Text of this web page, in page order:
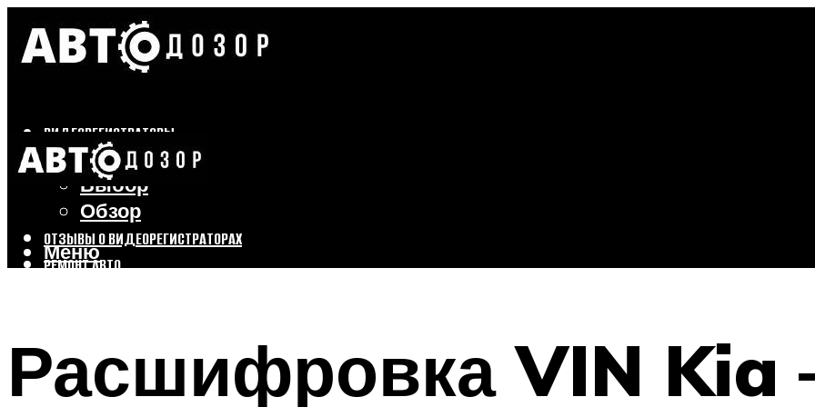
ВИДЕОРЕГИСТРАТОРЫ
Бренды
Выбор
Обзор
ОТЗЫВЫ О ВИДЕОРЕГИСТРАТОРАХ
РЕМОНТ АВТО
Меню
Меню
Расшифровка VIN Kia